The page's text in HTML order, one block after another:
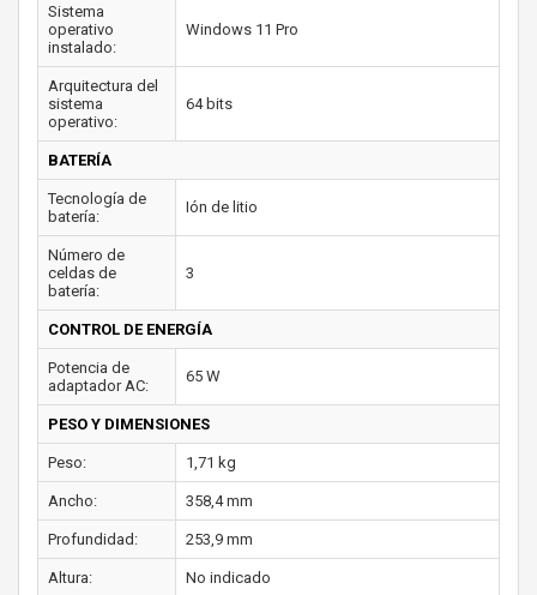
Sistema
operativo
instalado:
Windows 11 Pro
Arquitectura del
sistema
operativo:
64 bits
BATERÍA
Tecnología de
batería:
Ión de litio
Número de
celdas de
batería:
3
CONTROL DE ENERGÍA
Potencia de
adaptador AC:
65 W
PESO Y DIMENSIONES
Peso: 1,71 kg
Ancho: 358,4 mm
Profundidad: 253,9 mm
Altura: No indicado